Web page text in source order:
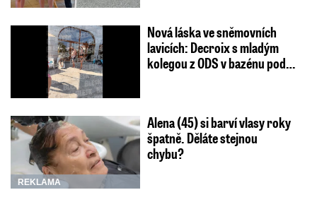
Nová láska ve sněmovních
lavicích: Decroix s mladým
kolegou z ODS v bazénu pod…
REKLAMA
Alena (45) si barví vlasy roky
špatně. Děláte stejnou
chybu?